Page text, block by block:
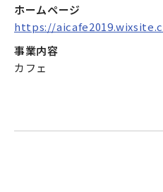
ホームページ
https://
事業内容
カフェ